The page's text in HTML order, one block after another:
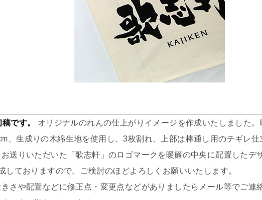
です。
オリジナルのれんの仕上がりイメージを作成いたしました
、生成りの木綿生地を使用し、3枚割れ、上部は棒通し用のチギレ
送りいただいた「歌志軒」のロゴマークを暖簾の中央に配置したデ
しておりますので。ご検討のほどよろしくお願いいたします。
きさや配置などに修正点・変更点などがありましたらメール等でご連